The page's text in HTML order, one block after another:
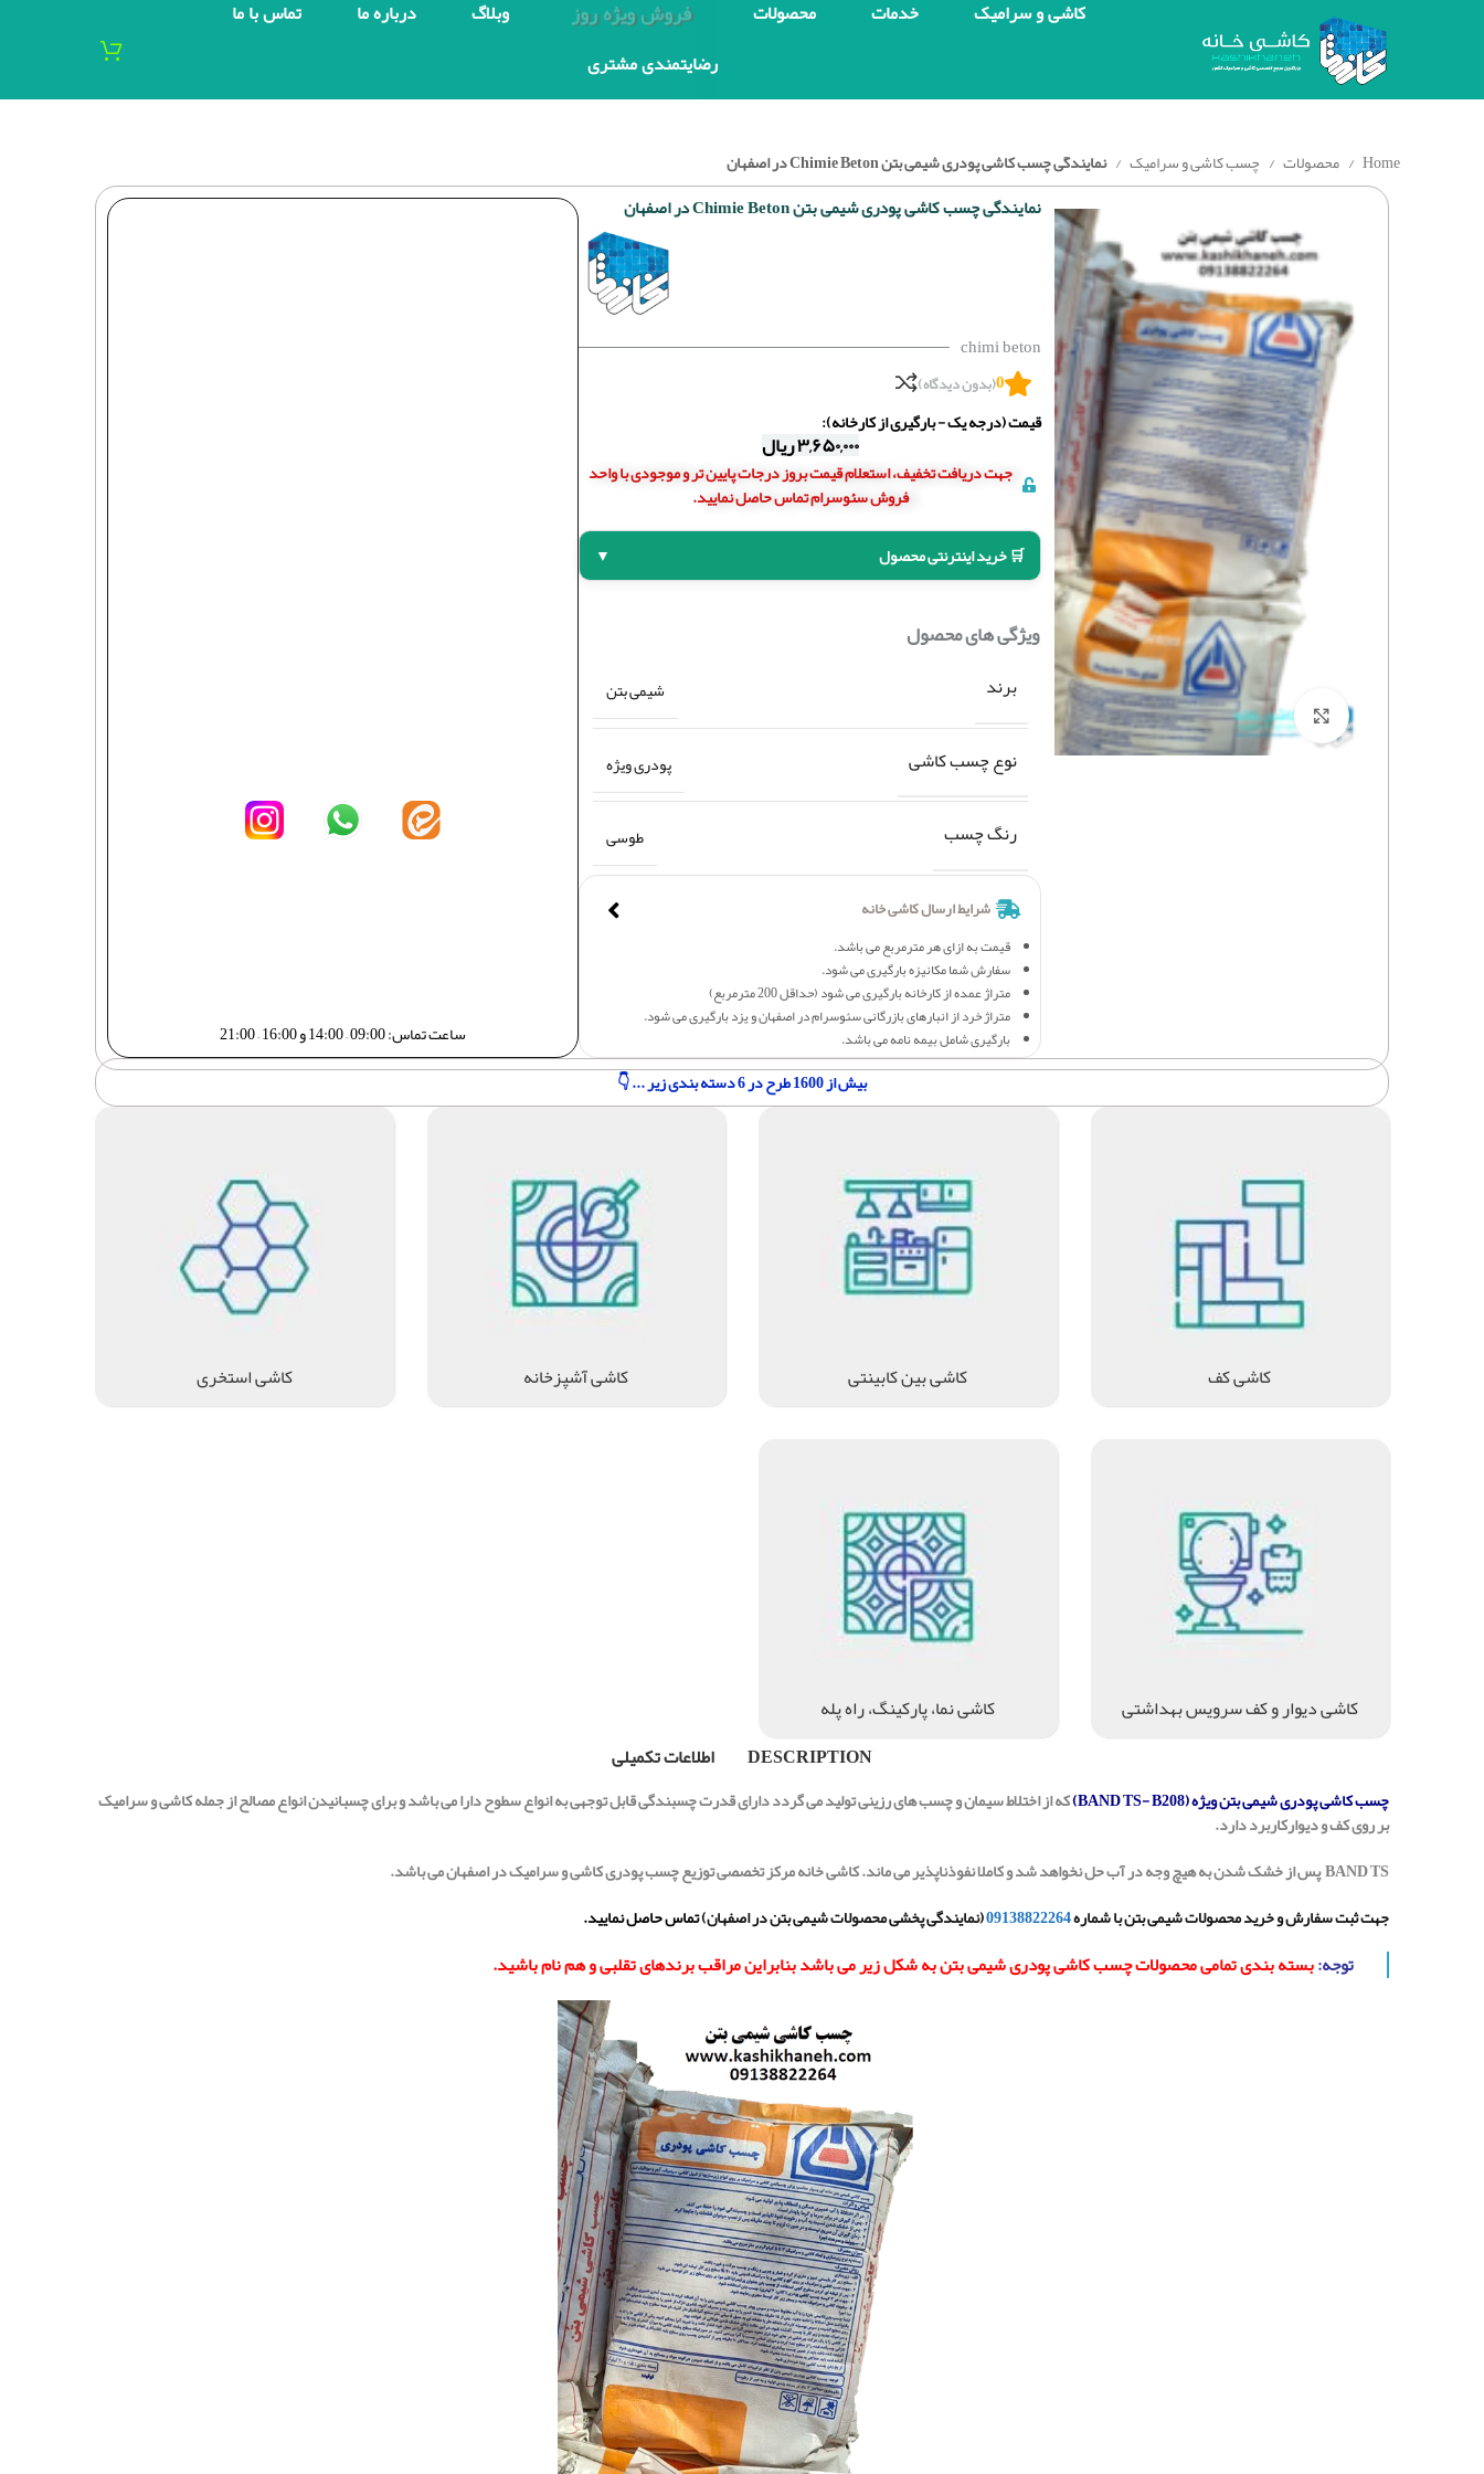
کاشی و سرامیک خدمات محصولات فروش ویژه روز وبلاگ درباره ما تماس با ما
رضایتمندی مشتری
Home محصولات چسب کاشی و سرامیک نمایندگی چسب کاشی پودری شیمی بتن Chimie Beton در اصفهان
برای بزرگنمایی کلیک کنید
نمایندگی چسب کاشی پودری شیمی بتن Chimie Beton در اصفهان
chimi beton
0(بدون دیدگاه)
قیمت (درجه یک - بارگیری از کارخانه):
۳,۶۵۰,۰۰۰ریال
جهت دریافت تخفیف، استعلام قیمت بروز درجات پایین تر و موجودی با واحد
فروش سئوسرام تماس حاصل نمایید.
🛒 خرید اینترنتی محصول
▼
ویژگی های محصول
برند شیمی بتن
نوع چسب کاشی پودری ویژه
رنگ چسب طوسی
قیمت به ازای هر مترمربع می باشد.
سفارش شما مکانیزه بارگیری می شود.
متراژ عمده از کارخانه بارگیری می شود (حداقل 200 مترمربع)
متراژ خرد از انبارهای بازرگانی سئوسرام در اصفهان و یزد بارگیری می شود.
بارگیری شامل بیمه نامه می باشد.
شرایط ارسال کاشی خانه
ساعت تماس: 09:00 – 14:00 و 16:00 – 21:00
بیش از 1600 طرح در 6 دسته بندی زیر ... 👇
کاشی کف کاشی بین کابینتی کاشی آشپزخانه کاشی استخری
کاشی دیوار و کف سرویس بهداشتی
کاشی نما، پارکینگ، راه پله
DESCRIPTION
اطلاعات تکمیلی
چسب کاشی پودری شیمی بتن ویژه (BAND TS- B208) که از اختلاط سیمان و چسب های رزینی تولید می گردد دارای قدرت چسبندگی قابل توجهی به انواع سطوح دارا می باشد و برای چسبانیدن انواع مصالح از جمله کاشی و سرامیک
بر روی کف و دیوارکاربرد دارد.
BAND TS پس از خشک شدن به هیچ وجه در آب حل نخواهد شد و کاملا نفوذناپذیر می ماند. کاشی خانه مرکز تخصصی توزیع چسب پودری کاشی و سرامیک در اصفهان می باشد.
جهت ثبت سفارش و خرید محصولات شیمی بتن با شماره09138822264(نمایندگی پخشی محصولات شیمی بتن در اصفهان)تماس حاصل نمایید.
توجه:بسته بندی تمامی محصولات چسب کاشی پودری شیمی بتن به شکل زیر می باشد بنابراین مراقب برندهای تقلبی و هم نام باشید.